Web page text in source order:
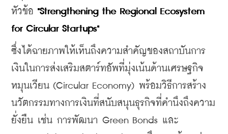
หัวข้อ "Strengthening the Regional Ecosystem
for Circular Startups"
ซึ่งได้ฉายภาพให้เห็นถึงความสำคัญของสถาบันการ
เงินในการส่งเสริมสตาร์ทอัพที่มุ่งเน้นด้านเศรษฐกิจ
หมุนเวียน (Circular Economy) พร้อมวิธีการสร้าง
นวัตกรรมทางการเงินที่สนับสนุนธุรกิจที่คำนึงถึงความ
ยั่งยืน เช่น การพัฒนา Green Bonds และ